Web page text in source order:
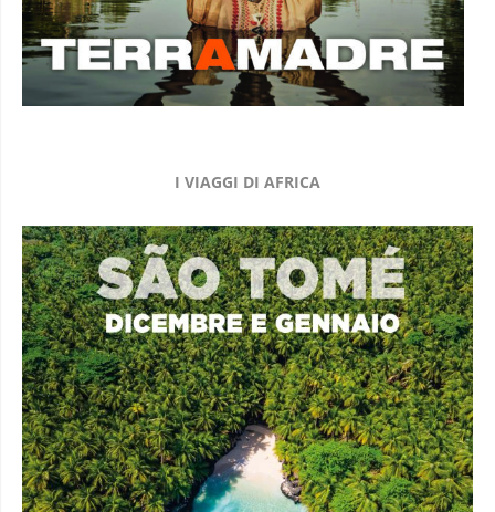
I VIAGGI DI AFRICA